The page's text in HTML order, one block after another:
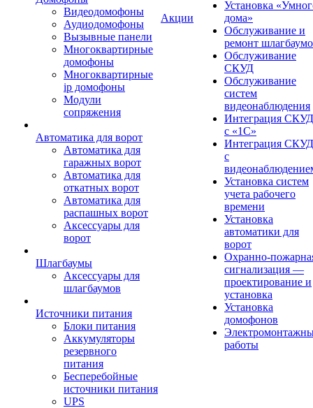
Видеодомофоны
Аудиодомофоны
Вызывные панели
Многоквартирные
домофоны
Многоквартирные
ip домофоны
Модули
сопряжения
Автоматика для ворот
Автоматика для
гаражных ворот
Автоматика для
откатных ворот
Автоматика для
распашных ворот
Аксессуары для
ворот
Шлагбаумы
Аксессуары для
шлагбаумов
Источники питания
Блоки питания
Аккумуляторы
резервного
питания
Бесперебойные
источники питания
UPS
Акции
Установка
дома»
Обслуживание и
ремонт
Обслуживание
СКУД
Обслуживание
систем
видеонаблюдения
Интеграция СКУД
с «1С»
Интеграция СКУД
с
Установка систем
учета рабочего
времени
Установка
автоматики для
ворот
Охранно-
сигнализация —
проектирование и
установка
Установка
домофонов
работы